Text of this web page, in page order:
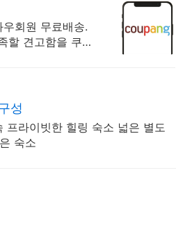
회원 무료배송.
할 견고함을 쿠
성
프라이빗한 힐링 숙소 넓은 별도
숙소